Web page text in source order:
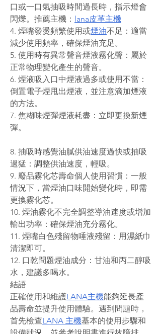
口或一口氣抽吸時間過長時，指示燈會
閃爍。推薦主機： lana皮革主機
4. 煙嘴發燙頻繁使用或煙油不足：適當
減少使用頻率，確保煙油充足。
5. 使用時有異常聲音煙液霧化聲：屬於
正常物理變化產生的聲音。
6. 煙液吸入口中煙液過多或使用不當：
倒置電子煙甩出煙液，並注意滴加煙液
的方法。
7. 焦糊味煙彈煙液耗盡：立即更換新煙
彈。
8. 抽吸時感覺油膩供油速度過快或抽吸
過猛：調整供油速度，輕吸。
9. 廢品霧化芯壽命個人使用習慣：一般
情況下，當煙油口味開始變化時，即需
更換霧化芯。
10. 煙油霧化不完全調整導油速度或增加
輸出功率：確保煙油充分霧化。
11. 煙嘴白色殘留物唾液殘留：用濕紙巾
清潔即可。
12. 口乾問題煙油成分：甘油和丙二醇吸
水，建議多喝水。
結語
正確使用和維護LANA主機能夠延長產
品壽命並提升使用體驗。遇到問題時，
首先檢查LANA 主機基本的使用步驟和